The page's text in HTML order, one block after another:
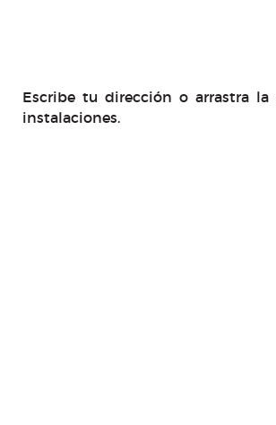
Escribe tu dirección o arrastra
instalaciones.